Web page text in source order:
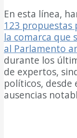
En esta línea,
123 propuestas
la comarca que
al Parlamento
durante los
de expertos,
políticos, desde
ausencias